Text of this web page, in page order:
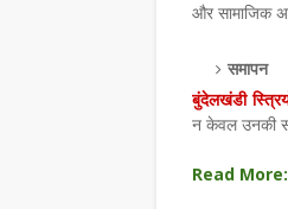
और सामाजिक
समापन
बुंदेलखंडी
न केवल उनकी
Read